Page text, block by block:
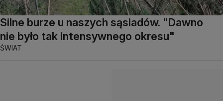
Silne burze u naszych sąsiadów. "Dawno
nie było tak intensywnego okresu"
ŚWIAT